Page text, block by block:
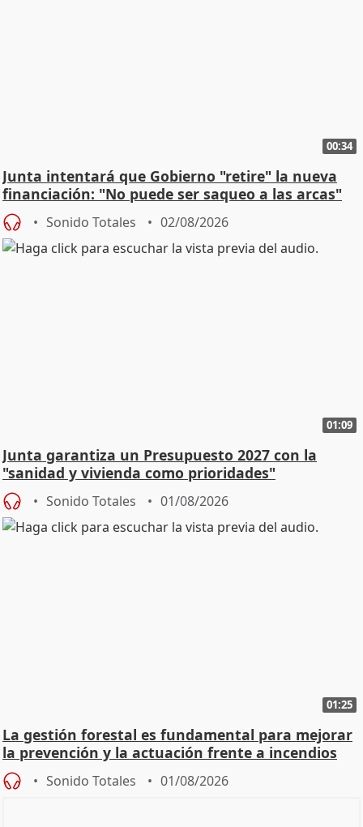
00:34
Junta intentará que Gobierno "retire" la nueva
financiación: "No puede ser saqueo a las arcas"
Sonido Totales 02/08/2026
01:09
Junta garantiza un Presupuesto 2027 con la
"sanidad y vivienda como prioridades"
Sonido Totales 01/08/2026
01:25
La gestión forestal es fundamental para mejorar
la prevención y la actuación frente a incendios
Sonido Totales 01/08/2026